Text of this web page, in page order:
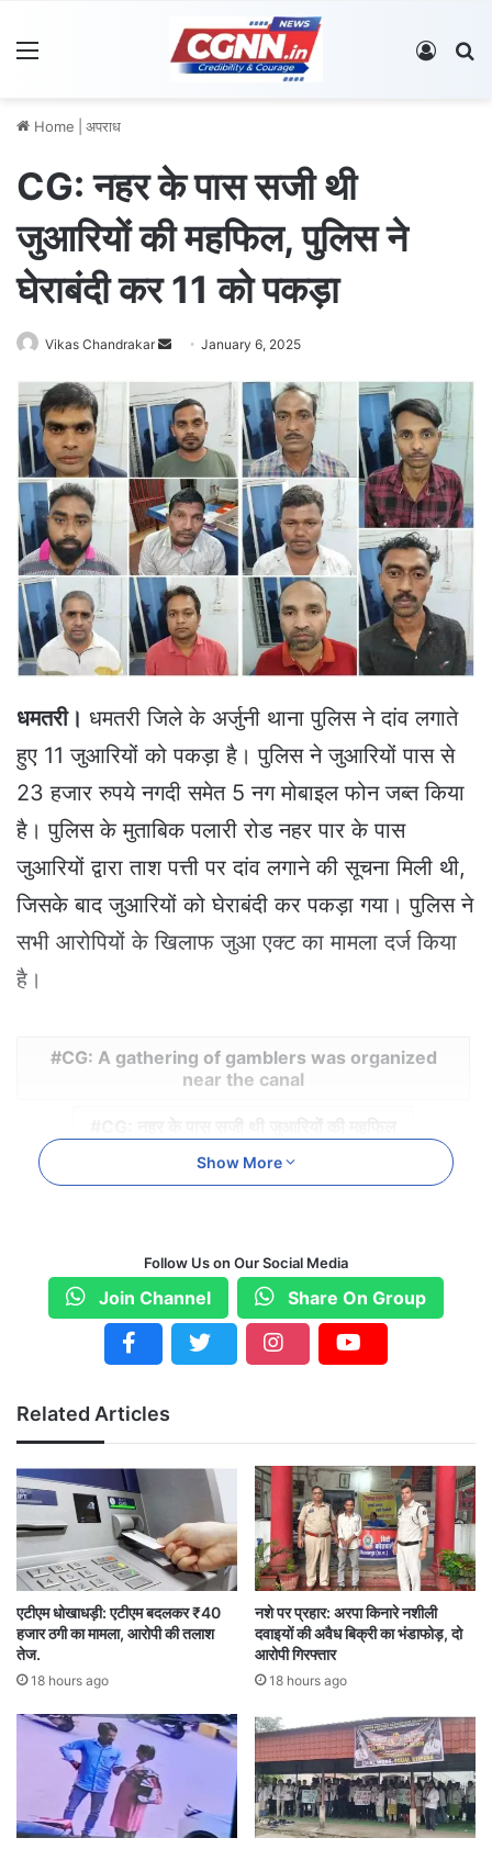
Log In
Home अपराध
CG: नहर के पास सजी थी
जुआरियों की महफिल, पुलिस ने
घेराबंदी कर 11 को पकड़ा
Vikas Chandrakar
n
d
a
n
e
m
a
i
l
January 6, 2025
धमतरी। धमतरी जिले के अर्जुनी थाना पुलिस ने दांव लगाते
हुए 11 जुआरियों को पकड़ा है। पुलिस ने जुआरियों पास से
23 हजार रुपये नगदी समेत 5 नग मोबाइल फोन जब्त किया
है। पुलिस के मुताबिक पलारी रोड नहर पार के पास
जुआरियों द्वारा ताश पत्ती पर दांव लगाने की सूचना मिली थी,
जिसके बाद जुआरियों को घेराबंदी कर पकड़ा गया। पुलिस ने
सभी आरोपियों के खिलाफ जुआ एक्ट का मामला दर्ज किया
है।
CG: A gathering of gamblers was organized
near the canal
CHHATISGARH
पुलिस ने घेराबंदी कर 11 को पकड़ा
Show More
Follow Us on Our Social Media
Join Channel Share On Group
Related Articles
एटीएम धोखाधड़ी: एटीएम बदलकर ₹40
हजार ठगी का मामला, आरोपी की तलाश
तेज.
18 hours ago
नशे पर प्रहार: अरपा किनारे नशीली
दवाइयों की अवैध बिक्री का भंडाफोड़, दो
आरोपी गिरफ्तार
18 hours ago